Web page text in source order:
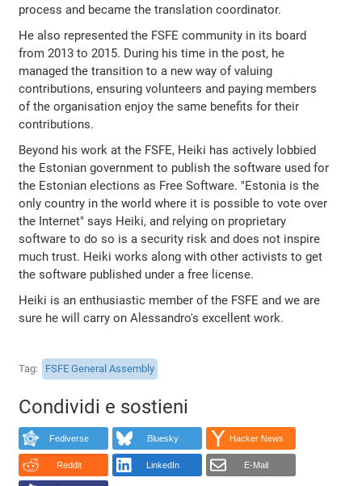
process and became the translation coordinator.
He also represented the FSFE community in its board
from 2013 to 2015. During his time in the post, he
managed the transition to a new way of valuing
contributions, ensuring volunteers and paying members
of the organisation enjoy the same benefits for their
contributions.
Beyond his work at the FSFE, Heiki has actively lobbied
the Estonian government to publish the software used for
the Estonian elections as Free Software. "Estonia is the
only country in the world where it is possible to vote over
the Internet" says Heiki, and relying on proprietary
software to do so is a security risk and does not inspire
much trust. Heiki works along with other activists to get
the software published under a free license.
Heiki is an enthusiastic member of the FSFE and we are
sure he will carry on Alessandro's excellent work.
Tag FSFE General Assembly
Condividi e sostieni
Fediverse Bluesky Hacker News
Reddit LinkedIn E-Mail